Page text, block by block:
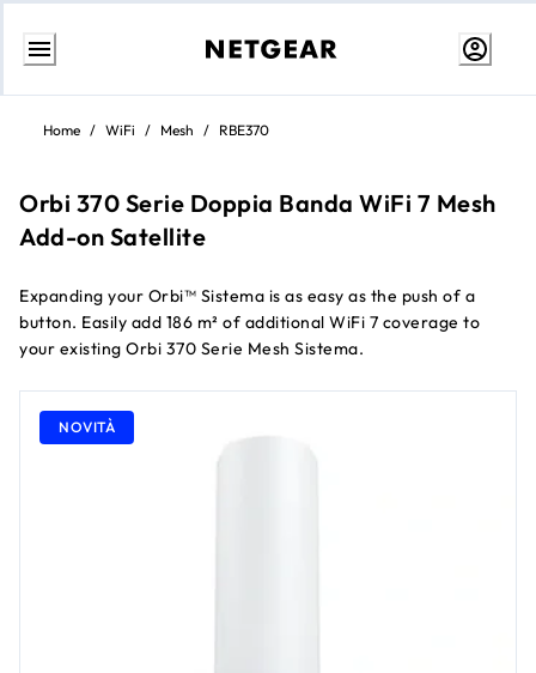
Passa
contenuto
Home / WiFi / Mesh / RBE370
Orbi 370 Serie Doppia Banda WiFi 7 Mesh
Add-on Satellite
Expanding your Orbi™ Sistema is as easy as the push of a
button. Easily add 186 m² of additional WiFi 7 coverage to
your existing Orbi 370 Serie Mesh Sistema.
NOVITÀ